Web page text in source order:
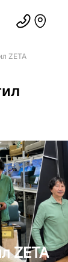
ZETA
ZETA